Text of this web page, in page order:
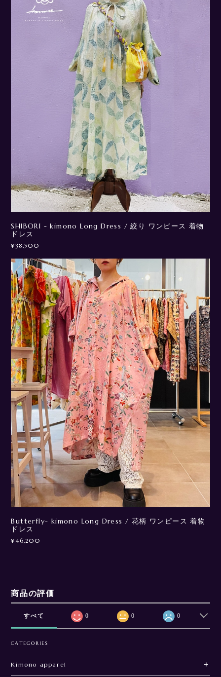
SHIBORI - kimono Long Dress / 絞り ワンピース 着物
ドレス
¥38,500
Butterfly- kimono Long Dress / 花柄 ワンピース 着物
ドレス
¥46,200
商品の評価
すべて 0 0 0
CATEGORIES
Kimono apparel